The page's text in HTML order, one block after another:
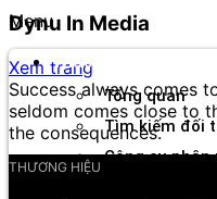
Menu
Thương hiệu
Tổng quan
Tìm kiếm đối
Công cụ phân
Dynu In Media
Xem trang
Success always comes
seldom comes close to
the consequences.
THƯƠNG HIỆU